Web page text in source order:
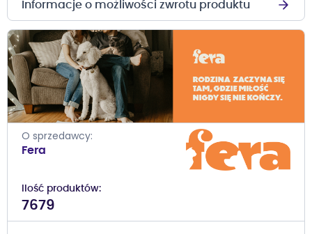
Informacje o możliwości zwrotu produktu
O sprzedawcy
Fera
Ilość produktów
7679